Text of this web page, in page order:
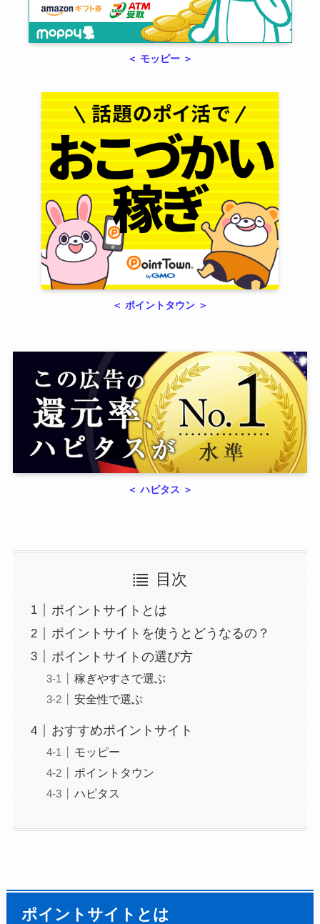
＜ モッピー ＞
＜ ポイントタウン ＞
＜ ハピタス ＞
目次
ポイントサイトとは
ポイントサイトを使うとどうなるの？
ポイントサイトの選び方
稼ぎやすさで選ぶ
安全性で選ぶ
おすすめポイントサイト
モッピー
ポイントタウン
ハピタス
ポイントサイトとは